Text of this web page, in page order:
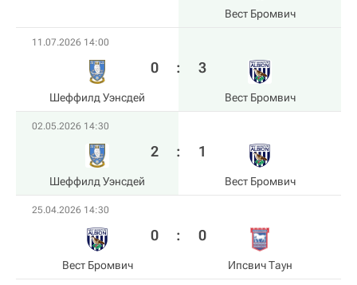
Вест Бромвич
11.07.2026 14:00
Шеффилд Уэнсдей
0 : 3
Вест Бромвич
02.05.2026 14:30
Шеффилд Уэнсдей
2 : 1
Вест Бромвич
25.04.2026 14:30
Вест Бромвич
0 : 0
Ипсвич Таун